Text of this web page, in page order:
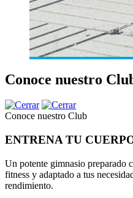
Conoce nuestro
Conoce nuestro Club
ENTRENA TU
Un potente gimnasio preparado
fitness y adaptado a tus
rendimiento.